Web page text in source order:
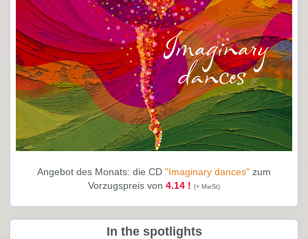
Angebot des Monats: die CD "Imaginary dances" zum
Vorzugspreis von 4.14 ! (+ MwSt)
In the spotlights